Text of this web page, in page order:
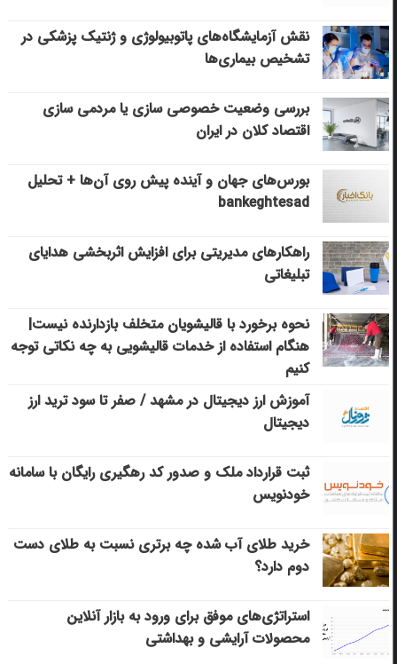
نقش آزمایشگاه‌های پاتوبیولوژی و ژنتیک پزشکی در
تشخیص بیماری‌ها
بررسی وضعیت خصوصی سازی یا مردمی سازی
اقتصاد کلان در ایران
بورس‌های جهان و آینده پیش روی آن‌ها + تحلیل
bankeghtesad
راهکارهای مدیریتی برای افزایش اثربخشی هدایای
تبلیغاتی
نحوه برخورد با قالیشویان متخلف بازدارنده نیست|
هنگام استفاده از خدمات قالیشویی به چه نکاتی توجه
کنیم
آموزش ارز دیجیتال در مشهد / صفر تا سود ترید ارز
دیجیتال
ثبت قرارداد ملک و صدور کد رهگیری رایگان با سامانه
خودنویس
خرید طلای آب شده چه برتری نسبت به طلای دست
دوم دارد؟
استراتژی‌های موفق برای ورود به بازار آنلاین
محصولات آرایشی و بهداشتی